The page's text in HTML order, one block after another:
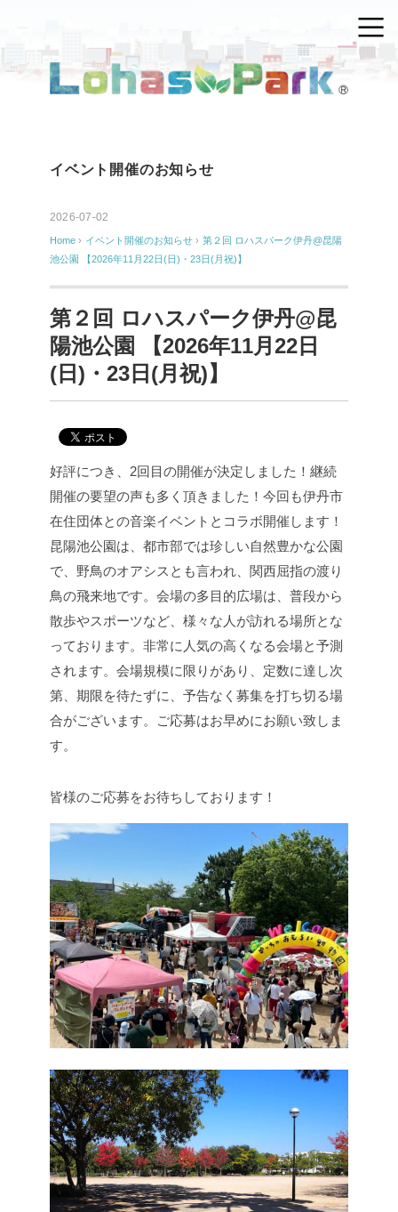
イベント開催のお知らせ
2026-07-02
Home › イベント開催のお知らせ › 第２回 ロハスパーク伊丹@昆陽
池公園 【2026年11月22日(日)・23日(月祝)】
第２回 ロハスパーク伊丹@昆
陽池公園 【2026年11月22日
(日)・23日(月祝)】
好評につき、2回目の開催が決定しました！継続
開催の要望の声も多く頂きました！ 今回も伊丹市
在住団体との音楽イベントとコラボ開催します！
昆陽池公園は、都市部では珍しい自然豊かな公園
で、野鳥のオアシスとも言われ、関西屈指の渡り
鳥の飛来地です。 会場の多目的広場は、普段から
散歩やスポーツなど、様々な人が訪れる場所とな
っております。 非常に人気の高くなる会場と予測
されます。 会場規模に限りがあり、定数に達し次
第、期限を待たずに、予告なく募集を打ち切る場
合がございます。
ご応募はお早めにお願い致しま
す。
皆様のご応募をお待ちしております！